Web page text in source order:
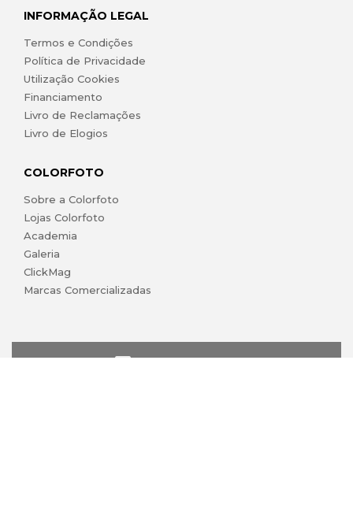
INFORMAÇÃO LEGAL
Termos e Condições
Política de Privacidade
Utilização Cookies
Financiamento
Livro de Reclamações
Livro de Elogios
COLORFOTO
Sobre a Colorfoto
Lojas Colorfoto
Academia
Galeria
ClickMag
Marcas Comercializadas
lojaonline@colorfoto.pt